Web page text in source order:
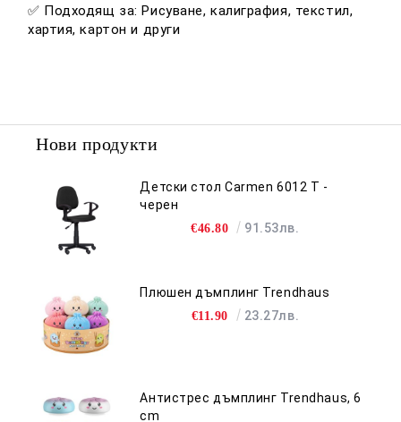
✅ Подходящ за: Рисуване, калиграфия, текстил,
хартия, картон и други
Нови продукти
Детски стол Carmen 6012 T -
черен
€46.80 91.53лв.
Плюшен дъмплинг Trendhaus
€11.90 23.27лв.
Антистрес дъмплинг Trendhaus, 6
cm